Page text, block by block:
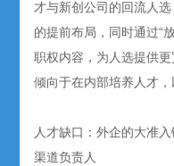
才与新创公司的回流人
的提前布局，同时通过“
职权内容，为人选提供
倾向于在内部培养人才，
人才缺口：外企的大准
渠道负责人